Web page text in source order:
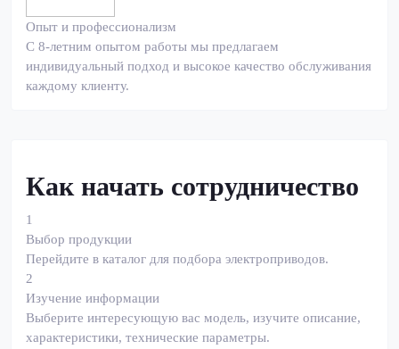
Опыт и профессионализм
С 8-летним опытом работы мы предлагаем
индивидуальный подход и высокое качество обслуживания
каждому клиенту.
Как начать сотрудничество
1
Выбор продукции
Перейдите в каталог для подбора электроприводов.
2
Изучение информации
Выберите интересующую вас модель, изучите описание,
характеристики, технические параметры.